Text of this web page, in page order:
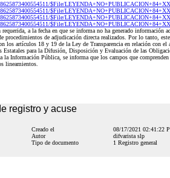
$File/
$File/
$File/
$File/
a la fecha en que se informa no ha generado información
de adjudicación directa realizados. Por lo tanto,
los artículos 18 y 19 de la Ley de Transparencia en relación con
para la Difusión, Disposición y Evaluación de las
Información Pública, se informa que los campos que comprenden
lineamientos.
registro y acuse
Creado el
08/17/2021 02:41:22
Autor
difvarista slp
Tipo de documento 1 Registro general